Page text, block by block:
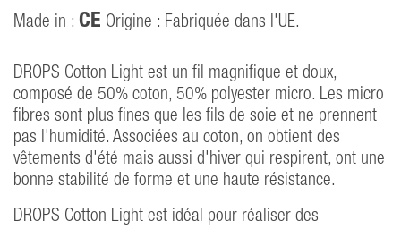
Made in : CE Origine : Fabriquée dans l'UE.
DROPS Cotton Light est un fil magnifique et doux,
composé de 50% coton, 50% polyester micro. Les micro
fibres sont plus fines que les fils de soie et ne prennent
pas l'humidité. Associées au coton, on obtient des
vêtements d'été mais aussi d'hiver qui respirent, ont une
bonne stabilité de forme et une haute résistance.
DROPS Cotton Light est idéal pour réaliser des